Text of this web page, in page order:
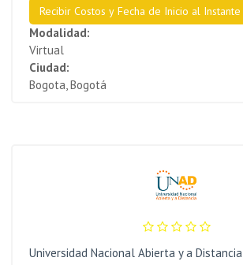
Recibir Costos y Fecha de Inicio al Instante
Modalidad:
Virtual
Ciudad:
Bogota, Bogotá
Universidad Nacional Abierta y a Distancia